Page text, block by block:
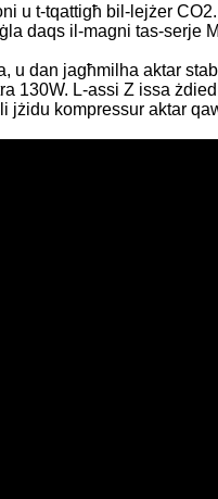
u t-tqattigħ bil-lejżer
daqs il-magni tas-serje
u dan jagħmilha aktar
130W. L-assi Z issa
jżidu kompressur aktar